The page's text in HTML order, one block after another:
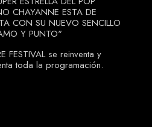
CHAYANNE ESTA DE
CON SU NUEVO SENCILLO
Y PUNTO"
FESTIVAL se reinventa y
toda la programación.